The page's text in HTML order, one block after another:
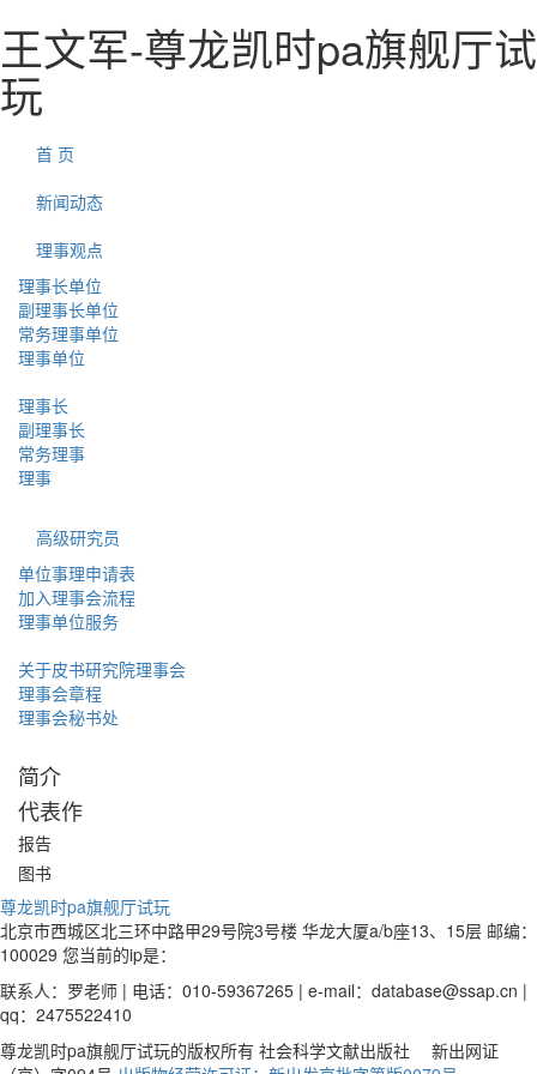
王文军-尊龙凯时pa旗舰厅试
玩
首 页
新闻动态
理事观点
理事长单位
副理事长单位
常务理事单位
理事单位
理事长
副理事长
常务理事
理事
高级研究员
单位事理申请表
加入理事会流程
理事单位服务
关于皮书研究院理事会
理事会章程
理事会秘书处
简介
代表作
报告
图书
尊龙凯时pa旗舰厅试玩
北京市西城区北三环中路甲29号院3号楼 华龙大厦a/b座13、15层 邮编：
100029 您当前的ip是：
联系人：罗老师 | 电话：010-59367265 | e-mail： database@ssap.cn |
qq：2475522410
尊龙凯时pa旗舰厅试玩的版权所有 社会科学文献出版社 新出网证